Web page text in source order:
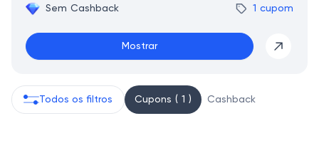
Sem Cashback 1 cupom
Mostrar
Todos os filtros Cupons ( 1 ) Cashback